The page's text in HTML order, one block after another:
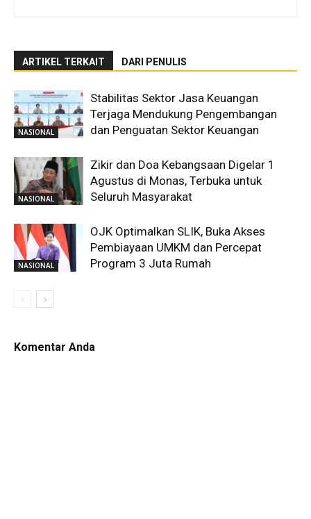
ARTIKEL TERKAIT DARI PENULIS
NASIONAL
Stabilitas Sektor Jasa Keuangan
Terjaga Mendukung Pengembangan
dan Penguatan Sektor Keuangan
NASIONAL
Zikir dan Doa Kebangsaan Digelar 1
Agustus di Monas, Terbuka untuk
Seluruh Masyarakat
NASIONAL
OJK Optimalkan SLIK, Buka Akses
Pembiayaan UMKM dan Percepat
Program 3 Juta Rumah
Komentar Anda